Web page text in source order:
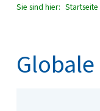
Sie sind hier: Startseite